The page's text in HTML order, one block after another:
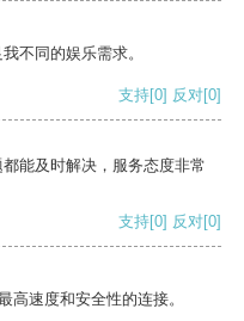
不同的娱乐需求。
支持[0] 反对[0]
能及时解决，服务态度非常
支持[0] 反对[0]
高速度和安全性的连接。